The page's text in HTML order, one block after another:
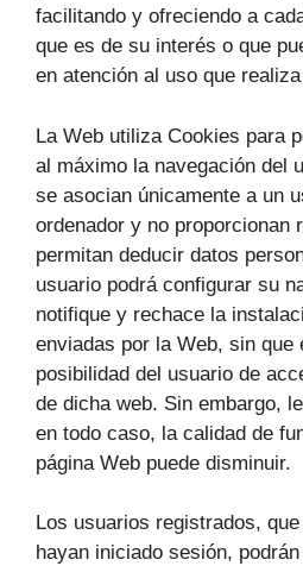
facilitando y ofreciendo a
que es de su interés o que
en atención al uso que
La Web utiliza Cookies para
al máximo la navegación del
se asocian únicamente a un
ordenador y no proporcionan
permitan deducir datos
usuario podrá configurar su
notifique y rechace la
enviadas por la Web, sin que
posibilidad del usuario de
de dicha web. Sin embargo,
en todo caso, la calidad de
página Web puede disminuir.
Los usuarios registrados,
hayan iniciado sesión,